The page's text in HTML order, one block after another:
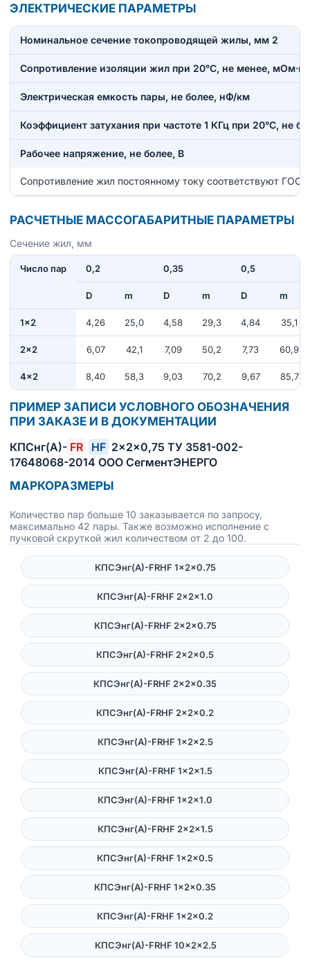
ЭЛЕКТРИЧЕСКИЕ ПАРАМЕТРЫ
Номинальное сечение токопроводящей жилы, мм 2
Сопротивление изоляции жил при 20°С, не менее,
Электрическая емкость пары, не более, нФ/км
Коэффициент затухания при частоте 1 КГц при 20°С, не
Рабочее напряжение, не более, В
Сопротивление жил постоянному току соответствуют
РАСЧЕТНЫЕ МАССОГАБАРИТНЫЕ ПАРАМЕТРЫ
Сечение жил, мм
Число пар 0,2 0,35 0,5
D m D m D m
1×2 4,26 25,0 4,58 29,3 4,84 35,1
2×2 6,07 42,1 7,09 50,2 7,73 60,9
4×2 8,40 58,3 9,03 70,2 9,67 85,7
ПРИМЕР ЗАПИСИ УСЛОВНОГО ОБОЗНАЧЕНИЯ
ПРИ ЗАКАЗЕ И В ДОКУМЕНТАЦИИ
КПСнг(А)- FR HF 2×2×0,75 ТУ 3581-002-
17648068-2014 ООО СегментЭНЕРГО
МАРКОРАЗМЕРЫ
Количество пар больше 10 заказывается по запросу,
максимально 42 пары. Также возможно исполнение с
пучковой скруткой жил количеством от 2 до 100.
КПСЭнг(А)-FRHF 1×2×0.75
КПСЭнг(А)-FRHF 2×2×1.0
КПСЭнг(А)-FRHF 2×2×0.75
КПСЭнг(А)-FRHF 2×2×0.5
КПСЭнг(А)-FRHF 2×2×0.35
КПСЭнг(А)-FRHF 2×2×0.2
КПСЭнг(А)-FRHF 1×2×2.5
КПСЭнг(А)-FRHF 1×2×1.5
КПСЭнг(А)-FRHF 1×2×1.0
КПСЭнг(А)-FRHF 2×2×1.5
КПСЭнг(А)-FRHF 1×2×0.5
КПСЭнг(А)-FRHF 1×2×0.35
КПСЭнг(А)-FRHF 1×2×0.2
КПСЭнг(А)-FRHF 10×2×2.5